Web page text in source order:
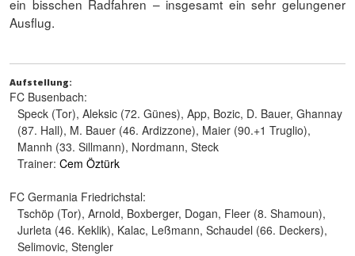
ein bisschen Radfahren – insgesamt ein sehr gelungener
Ausflug.
Aufstellung:
FC Busenbach:
Speck (Tor), Aleksic (72. Günes), App, Bozic, D. Bauer, Ghannay
(87. Hall), M. Bauer (46. Ardizzone), Maier (90.+1 Truglio),
Mannh (33. Sillmann), Nordmann, Steck
Trainer: Cem Öztürk
FC Germania Friedrichstal:
Tschöp (Tor), Arnold, Boxberger, Dogan, Fleer (8. Shamoun),
Jurleta (46. Keklik), Kalac, Leßmann, Schaudel (66. Deckers),
Selimovic, Stengler